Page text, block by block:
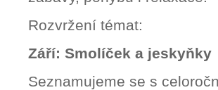
Rozvržení témat:
Září: Smolíček a jeskyňky
Seznamujeme se s